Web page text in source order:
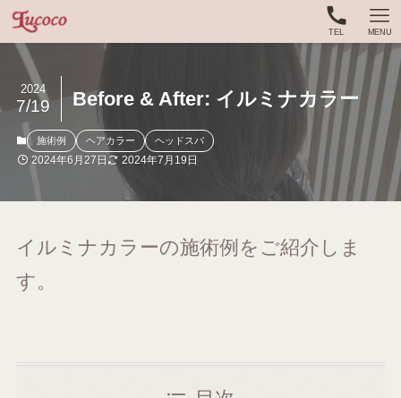
TEL MENU
Before & After: イルミナカラー
2024
7/19
施術例 ヘアカラー ヘッドスパ
2024年6月27日 2024年7月19日
イルミナカラーの施術例をご紹介しま
す。